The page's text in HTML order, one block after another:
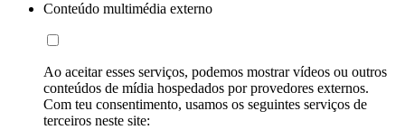
Conteúdo multimédia externo
Ao aceitar esses serviços, podemos mostrar vídeos ou outros
conteúdos de mídia hospedados por provedores externos.
Com teu consentimento, usamos os seguintes serviços de
terceiros neste site: